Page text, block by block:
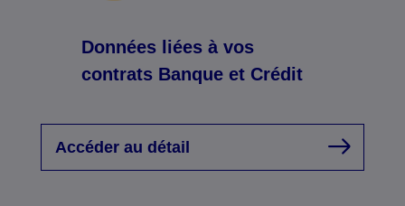
Données liées à vos
contrats Banque et Crédit
Accéder au détail